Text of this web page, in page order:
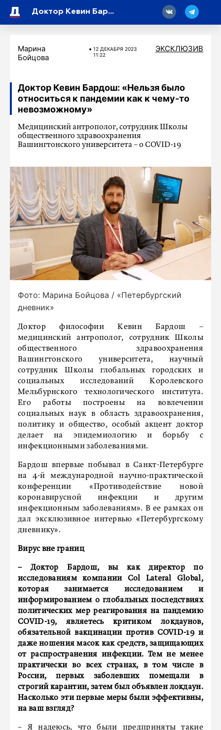
Доктор Кевин Бардош: «Нельзя было относиться к пандемии как к чему-то невозможному»
Марина
Бойцова
12 ДЕКАБРЯ 2023
11:22
ЭКСКЛЮЗИВ
Доктор Кевин Бардош: «Нельзя было
относиться к пандемии как к чему-то
невозможному»
Медицинский антрополог, сотрудник Школы
общественного здравоохранения
Вашингтонского университета – о COVID-19
Фото: Марина Бойцова / «Петербургский
дневник»
Доктор философии Кевин Бардош –
медицинский антрополог, сотрудник Школы
общественного здравоохранения
Вашингтонского университета, научный
сотрудник Школы глобальных городских и
социальных исследований Королевского
Мельбурнского технологического института.
Его работы построены на вовлечении
социальных наук в область здравоохранения,
политику и общество, особый акцент доктор
делает на эпидемиологию и борьбу с
инфекционными заболеваниями.
Бардош впервые побывал в Санкт-Петербурге
на 4-й международной научно-практической
конференции «Противодействие новой
коронавирусной инфекции и другим
инфекционным заболеваниям». В ее рамках он
дал эксклюзивное интервью «Петербургскому
дневнику».
Вирус вне границ
– Доктор Бардош, вы как директор по
исследованиям компании Col Lateral Global,
которая занимается исследованием и
информированием о глобальных последствиях
политических мер реагирования на пандемию
COVID-19, являетесь критиком локдаунов,
обязательной вакцинации против COVID-19 и
даже ношения масок как средств, защищающих
от распространения инфекции. Тем не менее
практически во всех странах, в том числе в
России, первых заболевших помещали в
строгий карантин, затем был объявлен локдаун.
Насколько эти первые меры были эффективны,
на ваш взгляд?
– Я надеюсь, что были предприняты такие